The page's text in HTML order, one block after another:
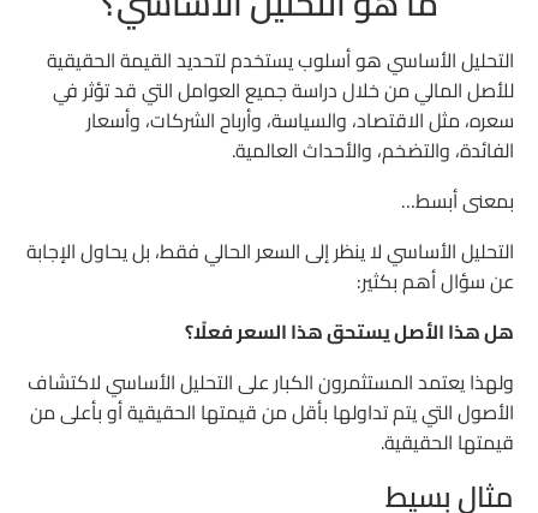
أنواع التحليل الأساسي
التحليل الكمي (Quantitative Analysis)
التحليل من أعلى إلى أسفل ومن أسفل إلى أعلى
ما هي القيمة الجوهرية؟ ولماذا يبحث عنها المستثمرون؟
أدوات التحليل الأساسي التي يستخدمها المحترفون
القوائم المالية
النسب والمؤشرات المالية
التقويم الاقتصادي
التحليل الأساسي هو أسلوب يستخدم لتحديد القيمة الحقيقية
للأصل المالي من خلال دراسة جميع العوامل التي قد تؤثر في
سعره، مثل الاقتصاد، والسياسة، وأرباح الشركات، وأسعار
الفائدة، والتضخم، والأحداث العالمية.
بمعنى أبسط…
التحليل الأساسي لا ينظر إلى السعر الحالي فقط، بل يحاول الإجابة
عن سؤال أهم بكثير:
هل هذا الأصل يستحق هذا السعر فعلًا؟
ولهذا يعتمد المستثمرون الكبار على التحليل الأساسي لاكتشاف
الأصول التي يتم تداولها بأقل من قيمتها الحقيقية أو بأعلى من
قيمتها الحقيقية.
مثال بسيط